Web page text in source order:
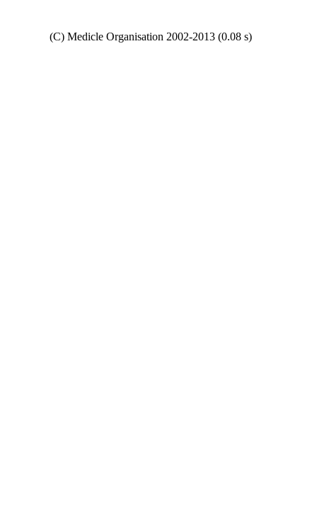
(C) Medicle Organisation 2002-2013 (0.08 s)